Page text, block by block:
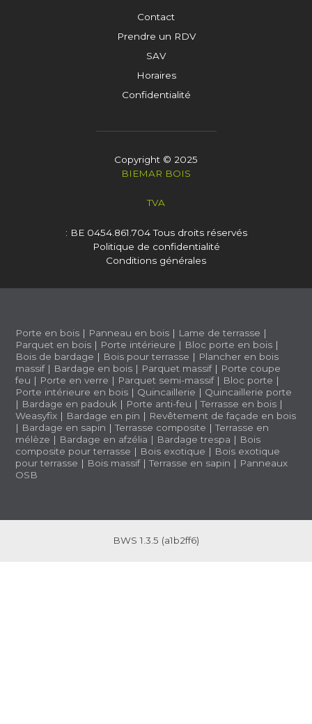
Contact
Prendre un RDV
SAV
Horaires
Confidentialité
Copyright © 2025
BIEMAR BOIS
TVA
: BE 0454.861.704Tous droits réservés
Politique de confidentialité
Conditions générales
Porte en bois | Panneau en bois | Lame de terrasse |
Parquet en bois | Porte intérieure | Bloc porte en bois |
Bois de bardage | Bois pour terrasse | Plancher en bois
massif| Bardage en bois | Parquet massif| Porte coupe
feu | Porte en verre | Parquet semi-massif| Bloc porte |
Porte intérieure en bois | Quincaillerie | Quincaillerie porte
| Bardage en padouk | Porte anti-feu |Terrasse en bois |
Weasyfix | Bardage en pin | Revêtement de façade en bois
| Bardage en sapin |Terrasse composite |Terrasse en
mélèze | Bardage en afzélia | Bardage trespa | Bois
composite pour terrasse | Bois exotique | Bois exotique
pour terrasse | Bois massif|Terrasse en sapin | Panneaux
OSB
BWS 1.3.5 (a1b2ff6)